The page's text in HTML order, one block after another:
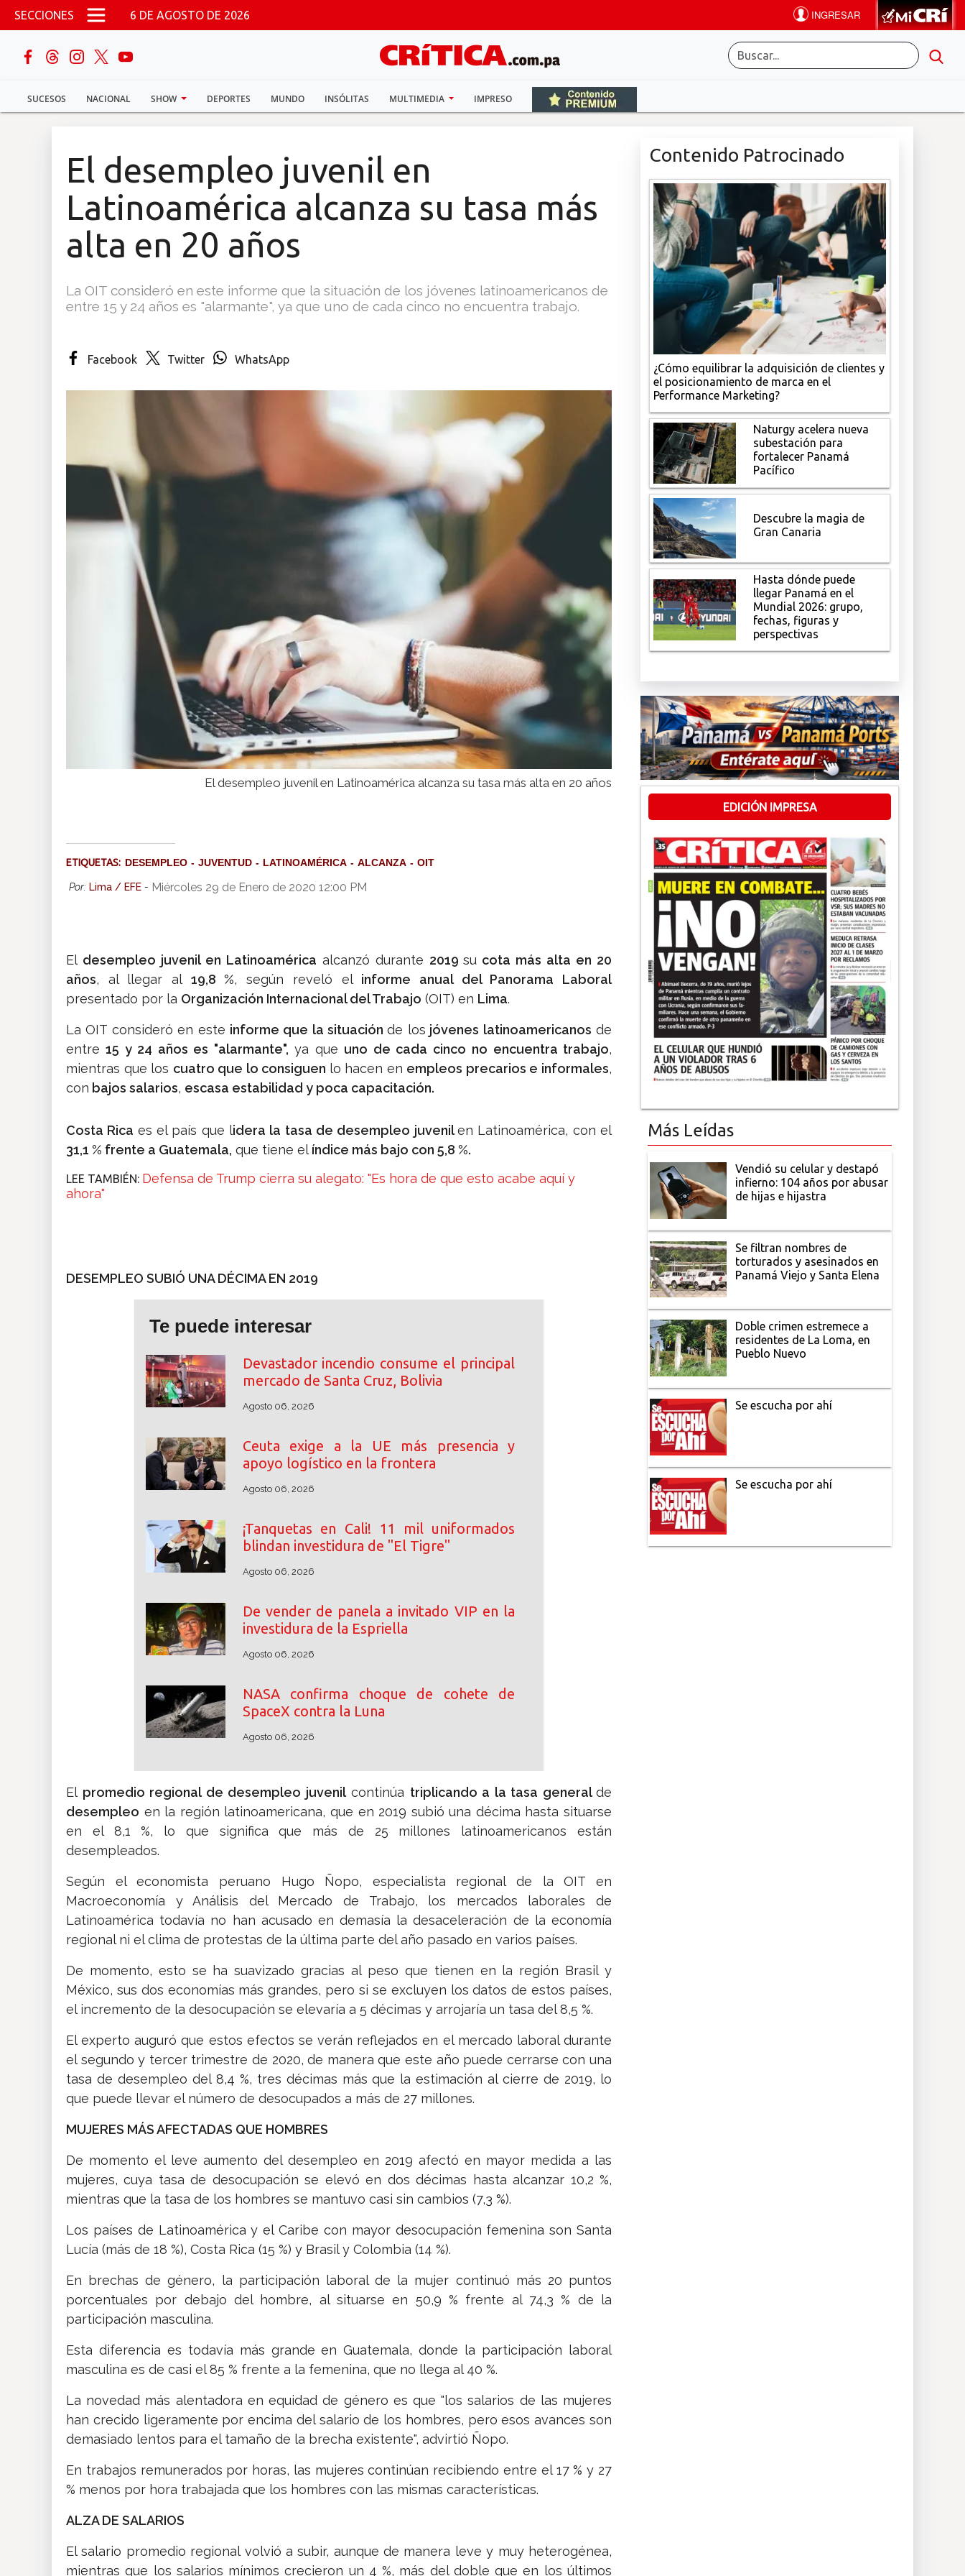
Pasar al contenido principal
SECCIONES 6 DE AGOSTO DE 2026
SUCESOS NACIONAL SHOW DEPORTES MUNDO INSÓLITAS MULTIMEDIA IMPRESO
buscar
Sucesos
Multimedia
El desempleo juvenil en
Latinoamérica alcanza su tasa más
alta en 20 años
La OIT consideró en este informe que la situación de los jóvenes latinoamericanos de
entre 15 y 24 años es "alarmante", ya que uno de cada cinco no encuentra trabajo.
Facebook Twitter WhatsApp
El desempleo juvenil en Latinoamérica alcanza su tasa más alta en 20 años
ETIQUETAS: DESEMPLEO JUVENTUD LATINOAMÉRICA ALCANZA OIT
Por: Lima / EFE - Miércoles 29 de Enero de 2020 12:00 PM
El desempleo juvenil en Latinoamérica alcanzó durante 2019su cota más alta en 20
años, al llegar al19,8 %, según reveló el informe anual del Panorama Laboral
presentado por la Organización Internacional del Trabajo (OIT) en Lima.
La OIT consideró en este informe que la situaciónde los jóvenes latinoamericanos de
entre15 y 24 años es "alarmante", ya que uno de cada cinco no encuentra trabajo,
mientras que los cuatro que lo consiguen lo hacen en empleos precarios e informales,
con bajos salarios, escasa estabilidad y poca capacitación.
Costa Rica es el país que lidera la tasa de desempleo juvenilen Latinoamérica, con el
31,1 % frente a Guatemala, que tiene elíndice más bajo con 5,8 %.
LEE TAMBIÉN: Defensa de Trump cierra su alegato: "Es hora de que esto acabe aquí y
ahora"
DESEMPLEO SUBIÓ UNA DÉCIMA EN 2019
Te puede interesar
Devastador incendio consume el principal
mercado de Santa Cruz, Bolivia
Agosto 06, 2026
Ceuta exige a la UE más presencia y
apoyo logístico en la frontera
Agosto 06, 2026
¡Tanquetas en Cali! 11 mil uniformados
blindan investidura de "El Tigre"
Agosto 06, 2026
De vender de panela a invitado VIP en la
investidura de la Espriella
Agosto 06, 2026
NASA confirma choque de cohete de
SpaceX contra la Luna
Agosto 06, 2026
El promedio regional de desempleo juvenilcontinúa triplicando a la tasa generalde
desempleo en la región latinoamericana, que en 2019 subió una décima hasta situarse
en el 8,1 %, lo que significa que más de 25 millones latinoamericanos están
desempleados.
Según el economista peruano Hugo Ñopo, especialista regional de la OIT en
Macroeconomía y Análisis del Mercado de Trabajo, los mercados laborales de
Latinoamérica todavía no han acusado en demasía la desaceleración de la economía
regional ni el clima de protestas de la última parte del año pasado en varios países.
De momento, esto se ha suavizado gracias al peso que tienen en la región Brasil y
México, sus dos economías más grandes, pero si se excluyen los datos de estos países,
el incremento de la desocupación se elevaría a 5 décimas y arrojaría un tasa del 8,5 %.
El experto auguró que estos efectos se verán reflejados en el mercado laboral durante
el segundo y tercer trimestre de 2020, de manera que este año puede cerrarse con una
tasa de desempleo del 8,4 %, tres décimas más que la estimación al cierre de 2019, lo
que puede llevar el número de desocupados a más de 27 millones.
MUJERES MÁS AFECTADAS QUE HOMBRES
De momento el leve aumento del desempleo en 2019 afectó en mayor medida a las
mujeres, cuya tasa de desocupación se elevó en dos décimas hasta alcanzar 10,2 %,
mientras que la tasa de los hombres se mantuvo casi sin cambios (7,3 %).
Los países de Latinoamérica y el Caribe con mayor desocupación femenina son Santa
Lucía (más de 18 %), Costa Rica (15 %) y Brasil y Colombia (14 %).
En brechas de género, la participación laboral de la mujer continuó más 20 puntos
porcentuales por debajo del hombre, al situarse en 50,9 % frente al 74,3 % de la
participación masculina.
Esta diferencia es todavía más grande en Guatemala, donde la participación laboral
masculina es de casi el 85 % frente a la femenina, que no llega al 40 %.
La novedad más alentadora en equidad de género es que "los salarios de las mujeres
han crecido ligeramente por encima del salario de los hombres, pero esos avances son
demasiado lentos para el tamaño de la brecha existente", advirtió Ñopo.
En trabajos remunerados por horas, las mujeres continúan recibiendo entre el 17 % y 27
% menos por hora trabajada que los hombres con las mismas características.
ALZA DE SALARIOS
El salario promedio regional volvió a subir, aunque de manera leve y muy heterogénea,
mientras que los salarios mínimos crecieron un 4 %, más del doble que en los últimos
Contenido Patrocinado
¿Cómo equilibrar la adquisición de clientes y
el posicionamiento de marca en el
Performance Marketing?
Naturgy acelera nueva
subestación para
fortalecer Panamá
Pacífico
Descubre la magia de
Gran Canaria
Hasta dónde puede
llegar Panamá en el
Mundial 2026: grupo,
fechas, figuras y
perspectivas
EDICIÓN IMPRESA
Más Leídas
Vendió su celular y destapó
infierno: 104 años por abusar
de hijas e hijastra
Se filtran nombres de
torturados y asesinados en
Panamá Viejo y Santa Elena
Doble crimen estremece a
residentes de La Loma, en
Pueblo Nuevo
Se escucha por ahí
Se escucha por ahí